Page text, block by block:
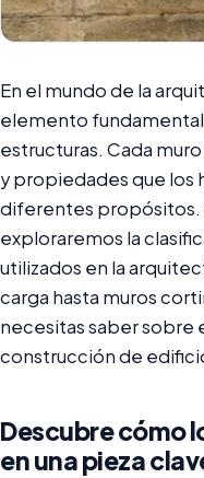
En el mundo de la
elemento
estructuras. Cada
y propiedades que los
diferentes propósitos.
exploraremos la
utilizados en la
carga hasta muros
necesitas saber sobre
construcción de
Descubre cómo
en una pieza